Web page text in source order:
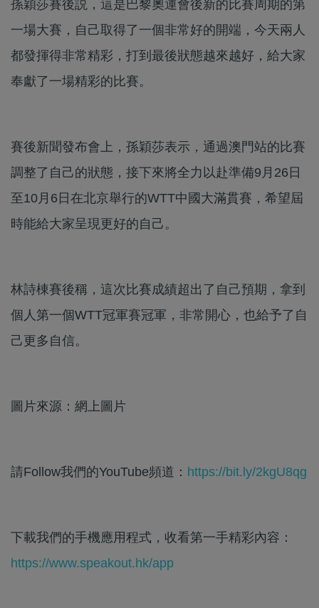
孫穎莎賽後説，這是巴黎奧運會後新的比賽周期的第
一場大賽，自己取得了一個非常好的開端，今天兩人
都發揮得非常精彩，打到最後狀態越來越好，給大家
奉獻了一場精彩的比賽。
賽後新聞發布會上，孫穎莎表示，通過澳門站的比賽
調整了自己的狀態，接下來將全力以赴準備9月26日
至10月6日在北京舉行的WTT中國大滿貫賽，希望屆
時能給大家呈現更好的自己。
林詩棟賽後稱，這次比賽成績超出了自己預期，拿到
個人第一個WTT冠軍賽冠軍，非常開心，也給予了自
己更多自信。
圖片來源：網上圖片
請Follow我們的YouTube頻道： https://bit.ly/2kgU8qg
下載我們的手機應用程式，收看第一手精彩內容：
https://www.speakout.hk/app